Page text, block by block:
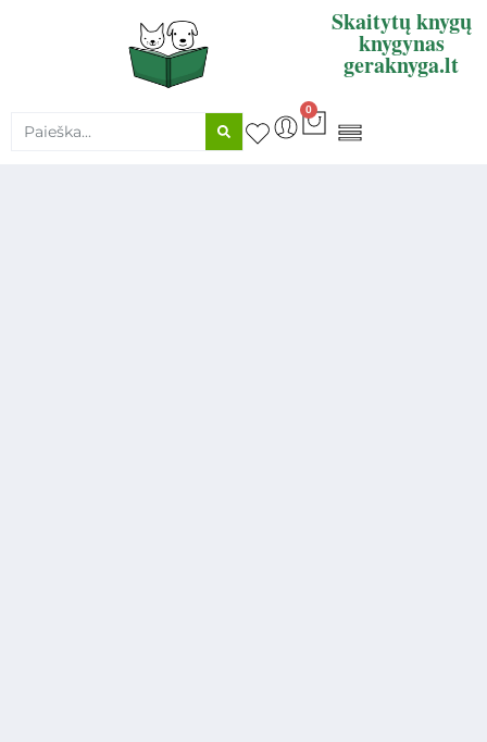
Skaitytų knygų
knygynas
geraknyga.lt
0